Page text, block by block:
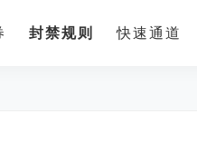
封禁规则 快速通道